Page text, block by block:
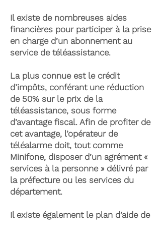
Il existe de nombreuses aides
financières pour participer à la prise
en charge d’un abonnement au
service de téléassistance.
La plus connue est le crédit
d’impôts, conférant une réduction
de 50% sur le prix de la
téléassistance, sous forme
d’avantage fiscal. Afin de profiter de
cet avantage, l’opérateur de
téléalarme doit, tout comme
Minifone, disposer d’un agrément «
services à la personne » délivré par
la préfecture ou les services du
département.
Il existe également le plan d’aide de